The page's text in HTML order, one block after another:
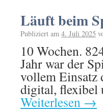
Läuft beim
Publiziert am 4. Juli 2025
10 Wochen.
Jahr war der
vollem Einsatz
digital,
Weiterlesen →